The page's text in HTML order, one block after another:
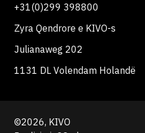
+31(0)299 398800
Zyra Qendrore e KIVO-s
Julianaweg 202
1131 DL Volendam Holandë
©2026, KIVO